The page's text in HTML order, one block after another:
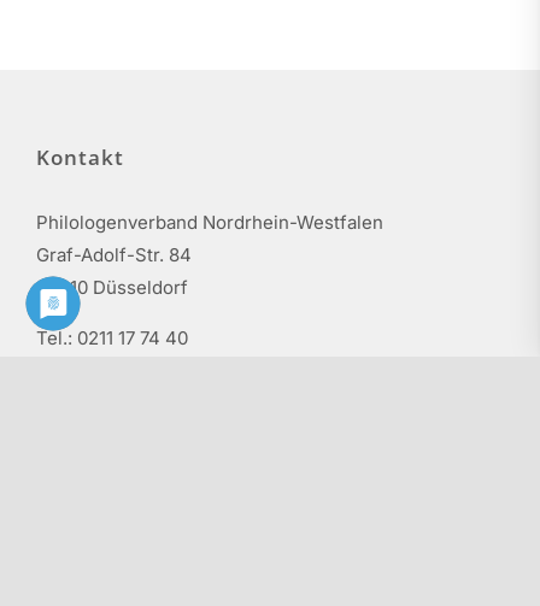
Kontakt
Philologenverband Nordrhein-Westfalen
Graf-Adolf-Str. 84
40210 Düsseldorf
Tel.: 0211 17 74 40